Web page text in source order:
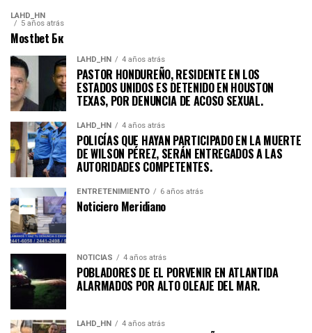
LAHD_HN
5 años atrás
Mostbet Бк
LAHD_HN 4 años atrás
PASTOR HONDUREÑO, RESIDENTE EN LOS
ESTADOS UNIDOS ES DETENIDO EN HOUSTON
TEXAS, POR DENUNCIA DE ACOSO SEXUAL.
LAHD_HN 4 años atrás
POLICÍAS QUE HAYAN PARTICIPADO EN LA MUERTE
DE WILSON PÉREZ, SERÁN ENTREGADOS A LAS
AUTORIDADES COMPETENTES.
ENTRETENIMIENTO 6 años atrás
Noticiero Meridiano
NOTICIAS 4 años atrás
POBLADORES DE EL PORVENIR EN ATLANTIDA
ALARMADOS POR ALTO OLEAJE DEL MAR.
LAHD_HN 4 años atrás